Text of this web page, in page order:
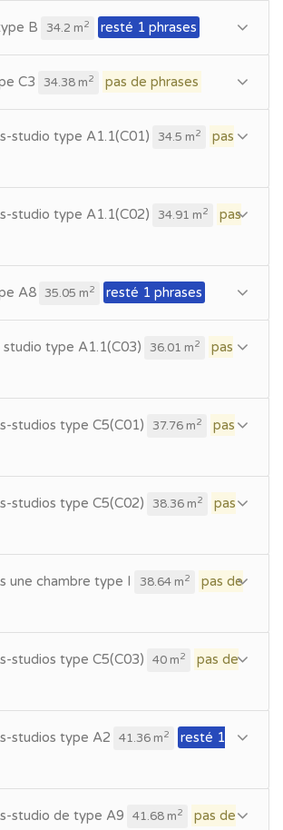
B 34.2 m2 resté 1 phrases
C3 34.38 m2 pas de phrases
studio type A1.1(C01) 34.5 m2
pas
studio type A1.1(C02) 34.91 m2
pas
A8 35.05 m2 resté 1 phrases
type A1.1(C03) 36.01 m2
pas
studios type C5(C01) 37.76 m2
pas
studios type C5(C02) 38.36 m2
pas
une chambre type I 38.64 m2
pas de
studios type C5(C03) 40 m2
pas de
studios type A2 41.36 m2
resté 1
studio de type A9 41.68 m2
pas de